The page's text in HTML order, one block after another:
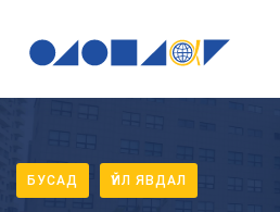
БУСАД ҮЙЛ ЯВДАЛ